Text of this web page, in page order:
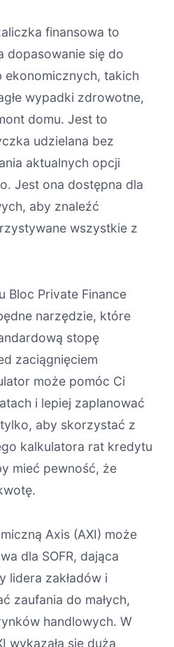
finansowa to
dopasowanie się do
takich
wypadki zdrowotne,
domu. Jest to
udzielana bez
aktualnych opcji
Jest ona dostępna dla
aby znaleźć
wszystkie z
Bloc Private Finance
narzędzie, które
stopę
zaciągnięciem
może pomóc Ci
i lepiej zaplanować
aby skorzystać z
kalkulatora rat kredytu
mieć pewność, że
Axis (AXI) może
dla SOFR, dająca
lidera zakładów i
zaufania do małych,
handlowych. W
wykazała się dużą